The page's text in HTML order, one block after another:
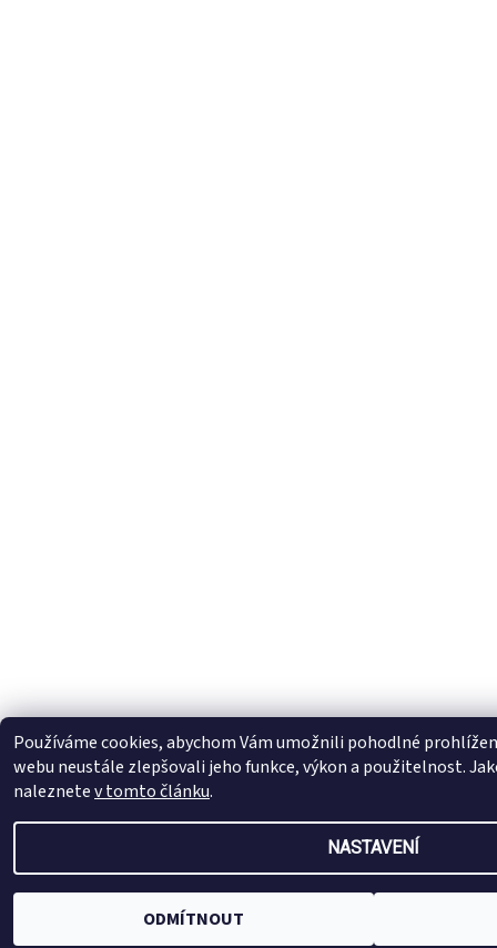
Používáme cookies, abychom Vám umožnili pohodlné
webu neustále zlepšovali jeho funkce, výkon a použitelnost.
naleznetev tomto článku.
NASTAVENÍ
ODMÍTNOUT